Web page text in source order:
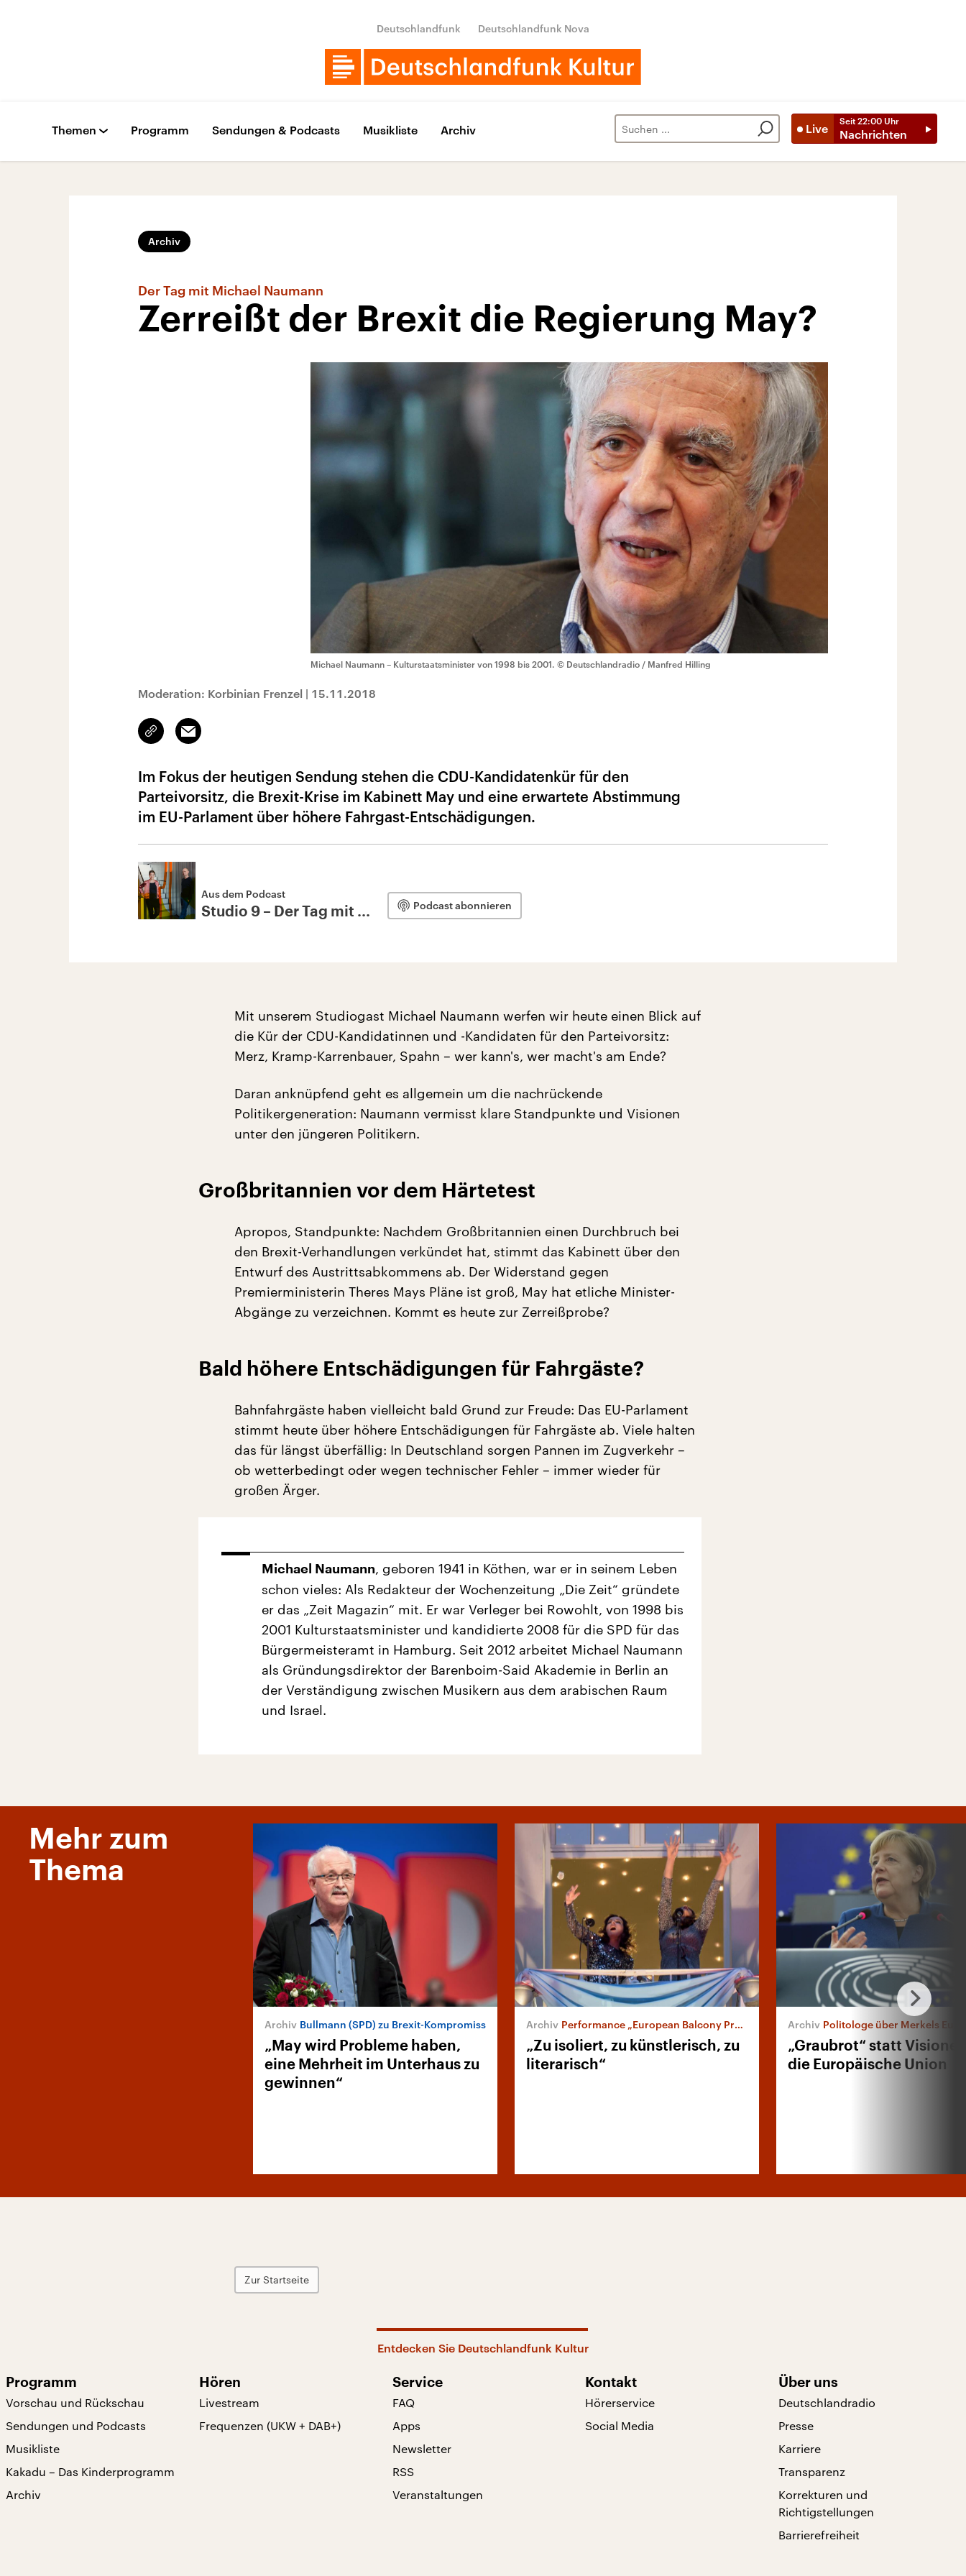
Deutschlandfunk Deutschlandfunk Nova
Live
Seit 22:00 Uhr
Nachrichten
Themen Programm Sendungen & Podcasts Musikliste Archiv
Archiv
Der Tag mit Michael Naumann
Zerreißt der Brexit die Regierung May?
Michael Naumann – Kulturstaatsminister von 1998 bis 2001. © Deutschlandradio / Manfred Hilling
Moderation: Korbinian Frenzel | 15.11.2018
Link
kopieren/teilen
Email
Im Fokus der heutigen Sendung stehen die CDU-Kandidatenkür für den
Parteivorsitz, die Brexit-Krise im Kabinett May und eine erwartete Abstimmung
im EU-Parlament über höhere Fahrgast-Entschädigungen.
Aus dem Podcast
Studio 9 – Der Tag mit ... Podcast abonnieren
Mit unserem Studiogast Michael Naumann werfen wir heute einen Blick auf
die Kür der CDU-Kandidatinnen und -Kandidaten für den Parteivorsitz:
Merz, Kramp-Karrenbauer, Spahn – wer kann's, wer macht's am Ende?
Daran anknüpfend geht es allgemein um die nachrückende
Politikergeneration: Naumann vermisst klare Standpunkte und Visionen
unter den jüngeren Politikern.
Großbritannien vor dem Härtetest
Apropos, Standpunkte: Nachdem Großbritannien einen Durchbruch bei
den Brexit-Verhandlungen verkündet hat, stimmt das Kabinett über den
Entwurf des Austrittsabkommens ab. Der Widerstand gegen
Premierministerin Theres Mays Pläne ist groß, May hat etliche Minister-
Abgänge zu verzeichnen. Kommt es heute zur Zerreißprobe?
Bald höhere Entschädigungen für Fahrgäste?
Bahnfahrgäste haben vielleicht bald Grund zur Freude: Das EU-Parlament
stimmt heute über höhere Entschädigungen für Fahrgäste ab. Viele halten
das für längst überfällig: In Deutschland sorgen Pannen im Zugverkehr –
ob wetterbedingt oder wegen technischer Fehler – immer wieder für
großen Ärger.
Michael Naumann, geboren 1941 in Köthen, war er in seinem Leben
schon vieles: Als Redakteur der Wochenzeitung „Die Zeit“ gründete
er das „Zeit Magazin“ mit. Er war Verleger bei Rowohlt, von 1998 bis
2001 Kulturstaatsminister und kandidierte 2008 für die SPD für das
Bürgermeisteramt in Hamburg. Seit 2012 arbeitet Michael Naumann
als Gründungsdirektor der Barenboim-Said Akademie in Berlin an
der Verständigung zwischen Musikern aus dem arabischen Raum
und Israel.
Mehr zum
Thema
Bullmann (SPD) zu Brexit-Kompromiss
„May wird Probleme haben,
eine Mehrheit im Unterhaus zu
gewinnen“
Performance „European Balcony Project“
„Zu isoliert, zu künstlerisch, zu
literarisch“
Politologe über Merkels
„Graubrot“ statt
die Europäische Union
Zur Startseite
Entdecken Sie Deutschlandfunk Kultur
Programm
Vorschau und Rückschau
Sendungen und Podcasts
Musikliste
Kakadu – Das Kinderprogramm
Archiv
Hören
Livestream
Frequenzen (UKW + DAB+)
Service
FAQ
Apps
Newsletter
RSS
Veranstaltungen
Kontakt
Hörerservice
Social Media
Über uns
Deutschlandradio
Presse
Karriere
Transparenz
Korrekturen und
Richtigstellungen
Barrierefreiheit